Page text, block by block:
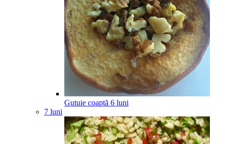
Gutuie coaptă 6 luni
7 luni